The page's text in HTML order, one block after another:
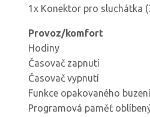
1x Konektor pro sluchátka
Provoz/komfort
Hodiny
Časovač zapnutí
Časovač vypnutí
Funkce opakovaného buzení
Programová paměť